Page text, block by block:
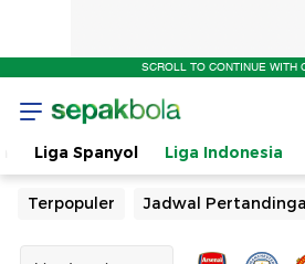
SCROLL TO CONTINUE WITH
Liga Spanyol Liga Indonesia
Terpopuler Jadwal